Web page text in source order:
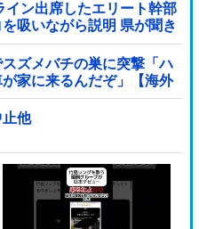
イン出席したエリート幹部
吸いながら説明 県が聞き
ズメバチの巣に突撃「ハ
家に来るんだぞ」【海外
他